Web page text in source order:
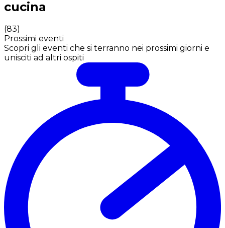
cucina
(83)
Prossimi eventi
Scopri gli eventi che si terranno nei prossimi giorni e
unisciti ad altri ospiti